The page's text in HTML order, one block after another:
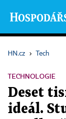
HN.cz › Tech
TECHNOLOGIE
Deset
ideál.